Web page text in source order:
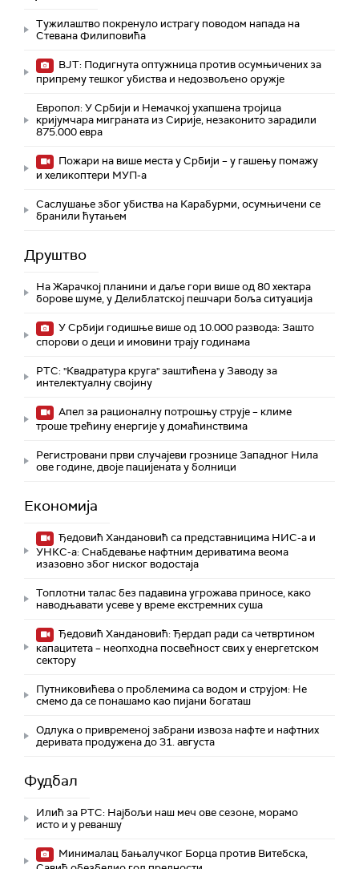
Тужилаштво покренуло истрагу поводом напада на
Стевана Филиповића
ВЈТ: Подигнута оптужница против осумњичених за
припрему тешког убиства и недозвољено оружје
Европол: У Србији и Немачкој ухапшена тројица
кријумчара миграната из Сирије, незаконито зарадили
875.000 евра
Пожари на више места у Србији – у гашењу помажу
и хеликоптери МУП-а
Саслушање због убиства на Карабурми, осумњичени се
бранили ћутањем
Друштво
На Жарачкој планини и даље гори више од 80 хектара
борове шуме, у Делиблатској пешчари боља ситуација
У Србији годишње више од 10.000 развода: Зашто
спорови о деци и имовини трају годинама
РТС: "Квадратура круга" заштићена у Заводу за
интелектуалну својину
Апел за рационалну потрошњу струје – климе
троше трећину енергије у домаћинствима
Регистровани први случајеви грознице Западног Нила
ове године, двоје пацијената у болници
Економија
Ђедовић Хандановић са представницима НИС-а и
УНКС-а: Снабдевање нафтним дериватима веома
изазовно због ниског водостаја
Топлотни талас без падавина угрожава приносе, како
наводњавати усеве у време екстремних суша
Ђедовић Хандановић: Ђердап ради са четвртином
капацитета – неопходна посвећност свих у енергетском
сектору
Путниковићева о проблемима са водом и струјом: Не
смемо да се понашамо као пијани богаташ
Одлука о привременој забрани извоза нафте и нафтних
деривата продужена до 31. августа
Фудбал
Илић за РТС: Најбољи наш меч ове сезоне, морамо
исто и у реваншу
Минималац бањалучког Борца против Витебска,